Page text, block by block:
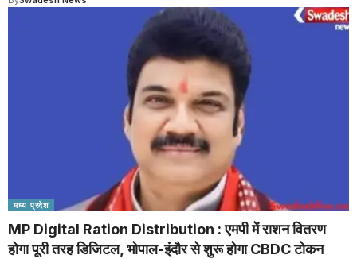
मध्य प्रदेश
MP Digital Ration Distribution : एमपी में राशन वितरण
होगा पूरी तरह डिजिटल, भोपाल-इंदौर से शुरू होगा CBDC टोकन